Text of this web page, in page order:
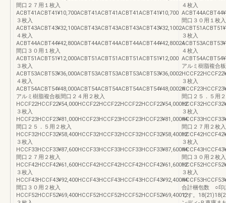
間口２７用１枚入
ACBT41ACBT41¥10,700ACBT41ACBT41ACBT41ACBT41¥10,700
３枚入
ACBT43ACBT43¥32,100ACBT43ACBT43ACBT43ACBT43¥32,1002
４枚入
ACBT44ACBT44¥42,800ACBT44ACBT44ACBT44ACBT44¥42,80024
間口３０用１枚入
ACBT51ACBT51¥12,000ACBT51ACBT51ACBT51ACBT51¥12,000
３枚入
ACBT53ACBT53¥36,000ACBT53ACBT53ACBT53ACBT53¥36,0002
４枚入
ACBT54ACBT54¥48,000ACBT54ACBT54ACBT54ACBT54¥48,00024
アルミ樹脂複合板間口２４用２枚入
HCCF22HCCF22¥54,000HCCF22HCCF22HCCF22HCCF22¥54,00012
３枚入
HCCF23HCCF23¥81,000HCCF23HCCF23HCCF23HCCF23¥81,00044
間口２５．５用２枚入
HCCF32HCCF32¥58,400HCCF32HCCF32HCCF32HCCF32¥58,40012
３枚入
HCCF33HCCF33¥87,600HCCF33HCCF33HCCF33HCCF33¥87,60044
間口２７用２枚入
HCCF42HCCF42¥61,600HCCF42HCCF42HCCF42HCCF42¥61,60012
３枚入
HCCF43HCCF43¥92,400HCCF43HCCF43HCCF43HCCF43¥92,40044
間口３０用２枚入
HCCF52HCCF52¥69,400HCCF52HCCF52HCCF52HCCF52¥69,40012
４枚入
間口３０用１枚入
３枚入
４枚入
アルミ樹脂複合
３枚入
間口２５．５用
３枚入
間口２７用２枚入
３枚入
間口３０用２枚入
３枚入
合計梱包数 ○印
です。